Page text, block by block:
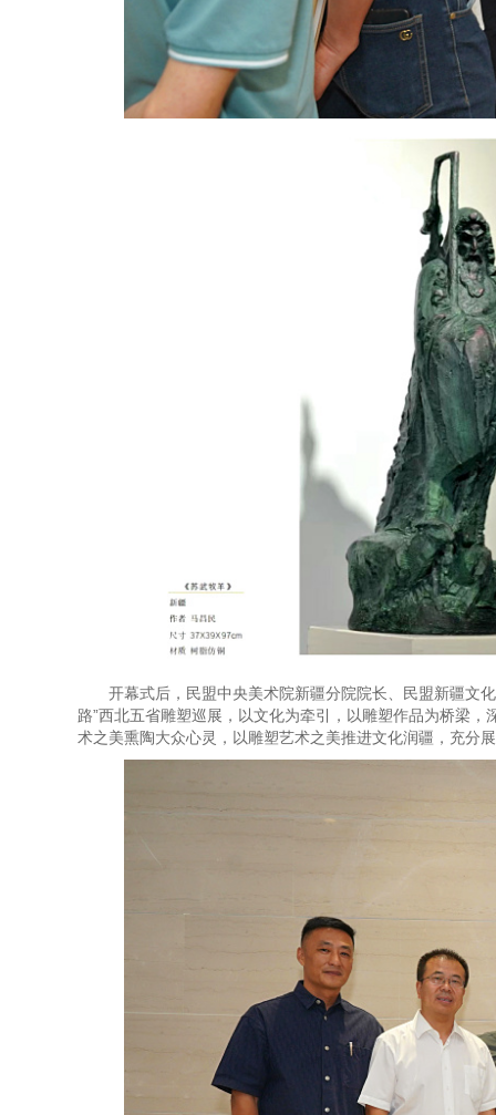
开幕式后，民盟中央美术院新疆分院院长、民盟新疆文
路”西北五省雕塑巡展，以文化为牵引，以雕塑作品为桥梁
术之美熏陶大众心灵，以雕塑艺术之美推进文化润疆，充分